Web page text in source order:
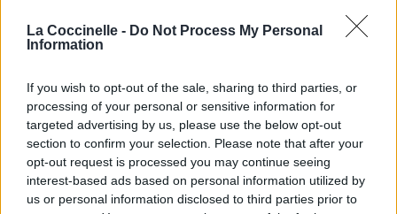
La Coccinelle - Do Not Process My Personal
Information
If you wish to opt-out of the sale, sharing to third parties, or
processing of your personal or sensitive information for
targeted advertising by us, please use the below opt-out
section to confirm your selection. Please note that after your
opt-out request is processed you may continue seeing
interest-based ads based on personal information utilized by
us or personal information disclosed to third parties prior to
Fathers, Defeat is an Orphan»
Concert/Live Concert/Live Concert/Live